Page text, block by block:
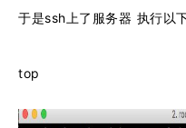
于是ssh上了服务器 执行以
top